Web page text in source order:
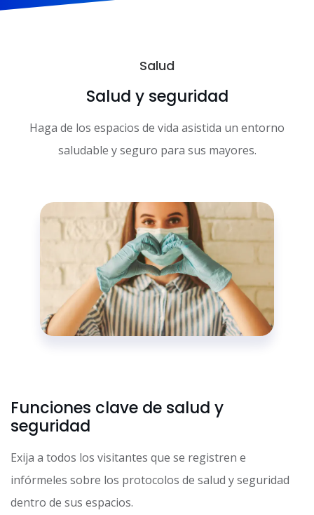
Salud
Salud y seguridad
Haga de los espacios de vida asistida un entorno
saludable y seguro para sus mayores.
Funciones clave de salud y
seguridad
Exija a todos los visitantes que se registren e
infórmeles sobre los protocolos de salud y seguridad
dentro de sus espacios.